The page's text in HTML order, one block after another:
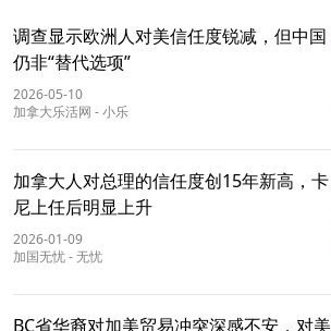
调查显示欧洲人对美信任度锐减，但中国
仍非“替代选项”
2026-05-10
加拿大乐活网 -小乐
加拿大人对总理的信任度创15年新高，卡
尼上任后明显上升
2026-01-09
加国无忧-无忧
BC省华裔对加美贸易冲突深感不安，对美